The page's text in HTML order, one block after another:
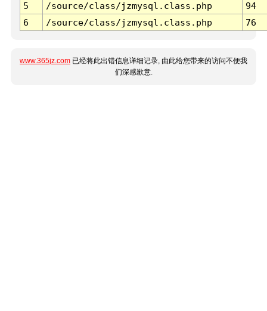
5
/source/class/jzmysql.class.php
94
6
/source/class/jzmysql.class.php 76
www.365jz.com 已经将此出错信息详细记录, 由此给您带来的访问不便我
们深感歉意.